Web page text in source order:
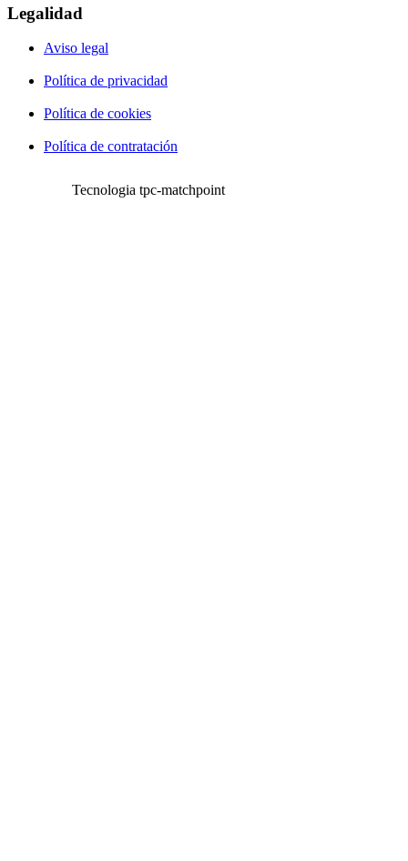
Legalidad
Aviso legal
Política de privacidad
Política de cookies
Política de contratación
Tecnologia tpc-matchpoint